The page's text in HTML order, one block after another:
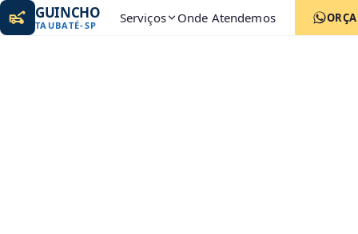
GUINCHO
TAUBATÉ-SP Serviços Onde Atendemos